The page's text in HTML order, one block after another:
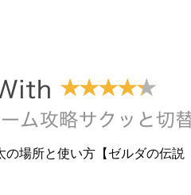
の場所と使い方【ゼルダの伝説